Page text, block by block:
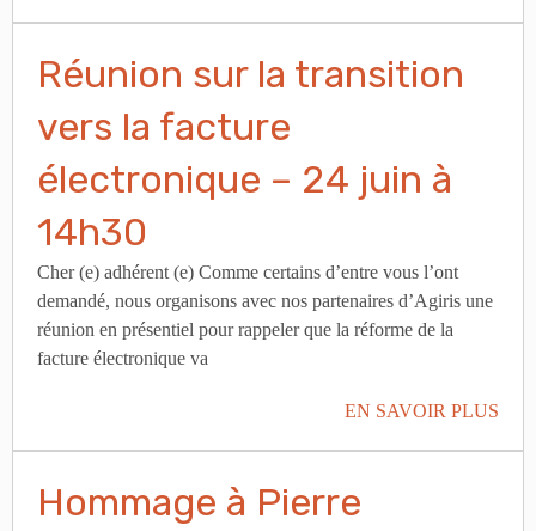
Réunion sur la transition
vers la facture
électronique – 24 juin à
14h30
Cher (e) adhérent (e) Comme certains d’entre vous l’ont
demandé, nous organisons avec nos partenaires d’Agiris une
réunion en présentiel pour rappeler que la réforme de la
facture électronique va
EN SAVOIR PLUS
Hommage à Pierre